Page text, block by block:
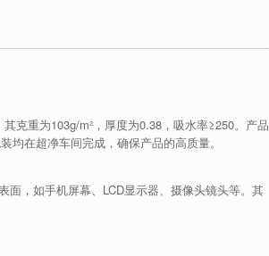
克重为103g/m²，厚度为0.38，吸水率≥250。产品
在超净车间完成，确保产品的高质量。
面，如手机屏幕、LCD显示器、摄像头镜头等。其